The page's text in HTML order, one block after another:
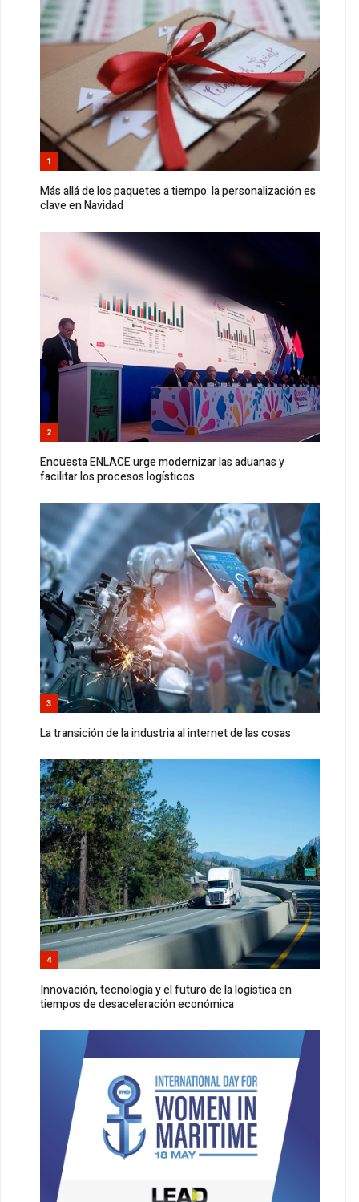
1
Más allá de los paquetes a tiempo: la personalización es
clave en Navidad
2
Encuesta ENLACE urge modernizar las aduanas y
facilitar los procesos logísticos
3
La transición de la industria al internet de las cosas
4
Innovación, tecnología y el futuro de la logística en
tiempos de desaceleración económica